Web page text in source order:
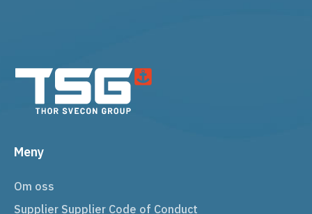
Meny
Om oss
Supplier Supplier Code of Conduct